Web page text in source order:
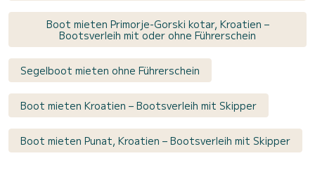
Boot mieten Primorje-Gorski kotar, Kroatien –
Bootsverleih mit oder ohne Führerschein
Segelboot mieten ohne Führerschein
Boot mieten Kroatien – Bootsverleih mit Skipper
Boot mieten Punat, Kroatien – Bootsverleih mit Skipper